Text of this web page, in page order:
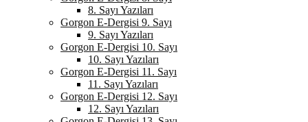
8. Sayı Yazıları
Gorgon E-Dergisi 9. Sayı
9. Sayı Yazıları
Gorgon E-Dergisi 10. Sayı
10. Sayı Yazıları
Gorgon E-Dergisi 11. Sayı
11. Sayı Yazıları
Gorgon E-Dergisi 12. Sayı
12. Sayı Yazıları